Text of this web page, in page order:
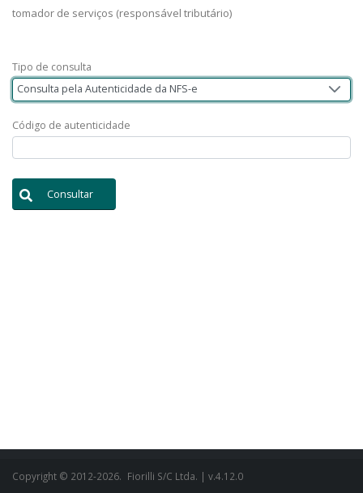
tomador de serviços (responsável tributário)
Tipo de consulta
Consulta pela Autenticidade da NFS-e
Código de autenticidade
Consultar
Copyright © 2012-2026. Fiorilli S/C Ltda. | v.4.12.0